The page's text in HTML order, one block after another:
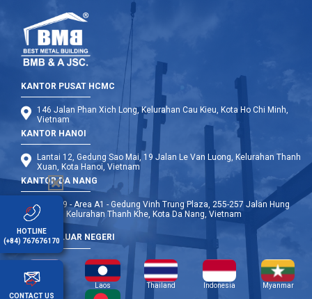
KANTOR PUSAT HCMC
146 Jalan Phan Xich Long, Kelurahan Cau Kieu, Kota Ho Chi Minh,
Vietnam
KANTOR HANOI
Lantai 12, Gedung Sao Mai, 19 Jalan Le Van Luong, Kelurahan Thanh
Xuan, Kota Hanoi, Vietnam
KANTOR DA NANG
Lantai 9 - Area A1 - Gedung Vinh Trung Plaza, 255-257 Jalan Hung
Vuong, Kelurahan Thanh Khe, Kota Da Nang, Vietnam
CABANG LUAR NEGERI
Kamboja Laos Thailand Indonesia Myanmar
HOTLINE
(+84) 767676170
CONTACT US